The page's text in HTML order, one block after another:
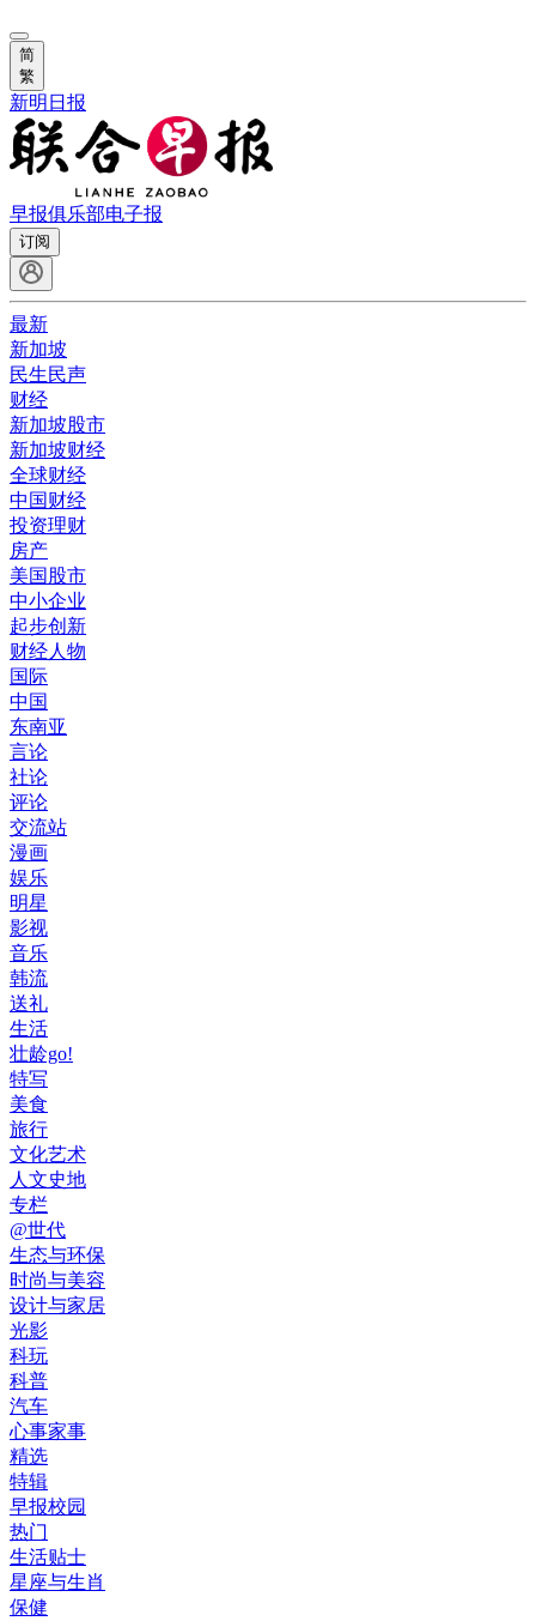
简
繁
新明日报
早报俱乐部电子报
订阅
最新
新加坡
民生民声
财经
新加坡股市
新加坡财经
全球财经
中国财经
投资理财
房产
美国股市
中小企业
起步创新
财经人物
国际
中国
东南亚
言论
社论
评论
交流站
漫画
娱乐
明星
影视
音乐
韩流
送礼
生活
壮龄go!
特写
美食
旅行
文化艺术
人文史地
专栏
@世代
生态与环保
时尚与美容
设计与家居
光影
科玩
科普
汽车
心事家事
精选
特辑
早报校园
热门
生活贴士
星座与生肖
保健